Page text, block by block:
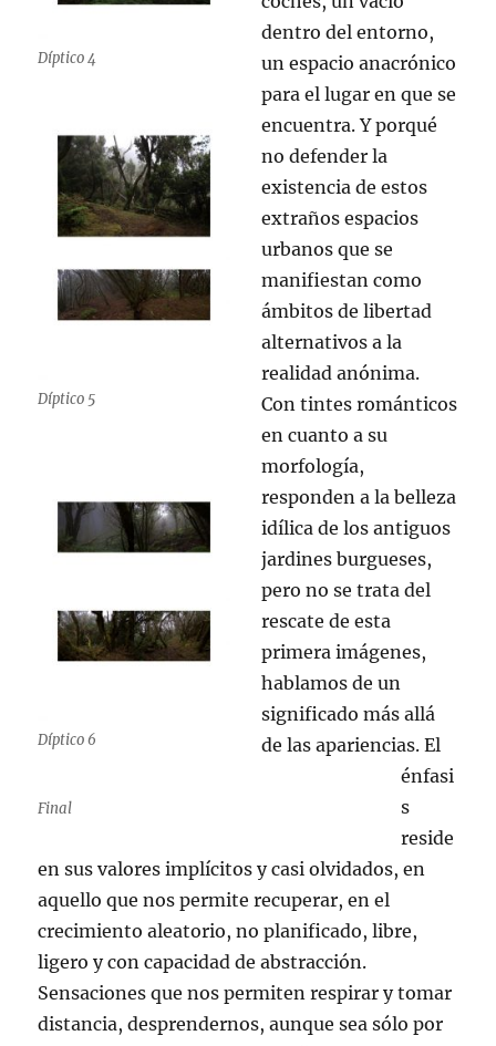
Díptico 4
Díptico 5
Díptico 6
Final
dentro del entorno,
un espacio anacrónico
para el lugar en que se
encuentra. Y porqué
no defender la
existencia de estos
extraños espacios
urbanos que se
manifiestan como
ámbitos de libertad
alternativos a la
realidad anónima.
Con tintes románticos
en cuanto a su
morfología,
responden a la belleza
idílica de los antiguos
jardines burgueses,
pero no se trata del
rescate de esta
primera imágenes,
hablamos de un
significado más allá
de las apariencias. El
énfasi
s
reside
en sus valores implícitos y casi olvidados, en
aquello que nos permite recuperar, en el
crecimiento aleatorio, no planificado, libre,
ligero y con capacidad de abstracción.
Sensaciones que nos permiten respirar y tomar
distancia, desprendernos, aunque sea sólo por